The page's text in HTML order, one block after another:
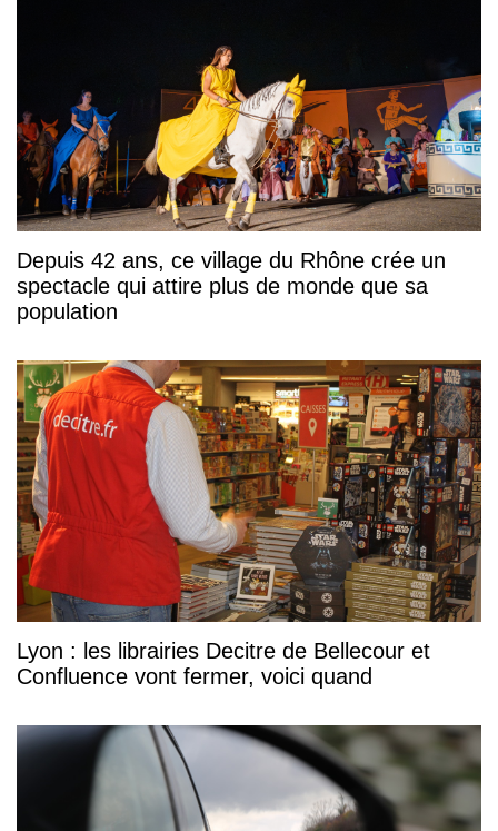
Depuis 42 ans, ce village du Rhône crée un
spectacle qui attire plus de monde que sa
population
Lyon : les librairies Decitre de Bellecour et
Confluence vont fermer, voici quand